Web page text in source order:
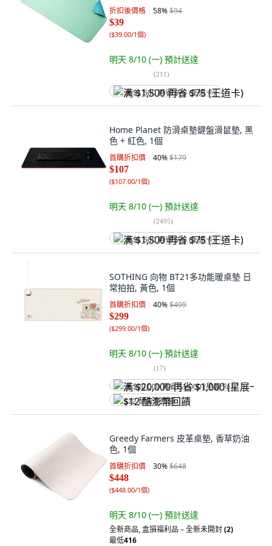
折扣後價格 58%$94
$39
($39.00/1個)
明天 8/10 (一) 預計送達
(211)
满 $1,500 再省 $75 (王道卡)
Home Planet 防滑桌墊鍵盤滑鼠墊, 黑
色 + 紅色, 1個
首購折扣價 40%$179
$107
($107.00/1個)
明天 8/10 (一) 預計送達
(2495)
满 $1,500 再省 $75 (王道卡)
SOTHING 向物 BT21多功能暖桌墊 日
常拍拍, 黃色, 1個
首購折扣價 40%$499
$299
($299.00/1個)
明天 8/10 (一) 預計送達
(17)
满 $20,000 再省 $1,000 (星展卡)
$12 酷澎幣回饋
Greedy Farmers 皮革桌墊, 香草奶油
色, 1個
首購折扣價 30%$648
$448
($448.00/1個)
明天 8/10 (一) 預計送達
全新商品,盒損福利品 – 全新未開封(2)
最低416